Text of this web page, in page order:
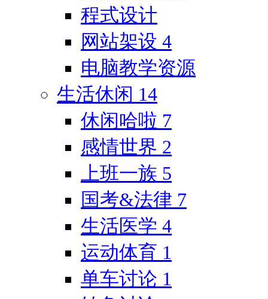
程式设计
网站架设 4
电脑教学资源
生活休闲 14
休闲哈啦 7
感情世界 2
上班一族 5
国考&法律 7
生活医学 4
运动体育 1
单车讨论 1